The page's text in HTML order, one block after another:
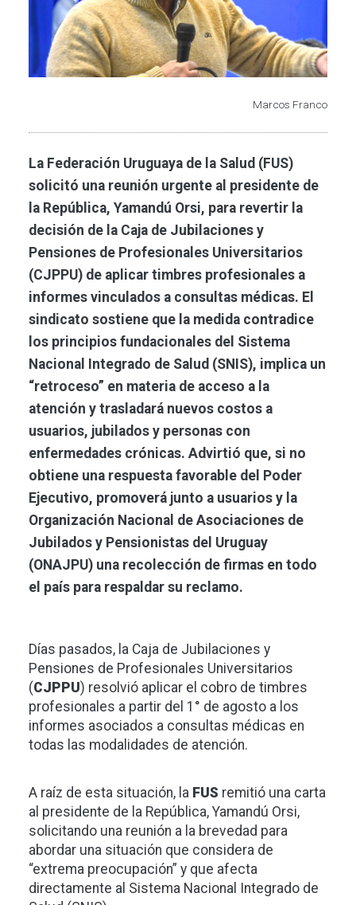
Marcos Franco
La Federación Uruguaya de la Salud (FUS)
solicitó una reunión urgente al presidente de
la República, Yamandú Orsi, para revertir la
decisión de la Caja de Jubilaciones y
Pensiones de Profesionales Universitarios
(CJPPU) de aplicar timbres profesionales a
informes vinculados a consultas médicas. El
sindicato sostiene que la medida contradice
los principios fundacionales del Sistema
Nacional Integrado de Salud (SNIS), implica un
“retroceso” en materia de acceso a la
atención y trasladará nuevos costos a
usuarios, jubilados y personas con
enfermedades crónicas. Advirtió que, si no
obtiene una respuesta favorable del Poder
Ejecutivo, promoverá junto a usuarios y la
Organización Nacional de Asociaciones de
Jubilados y Pensionistas del Uruguay
(ONAJPU) una recolección de firmas en todo
el país para respaldar su reclamo.
Días pasados, la Caja de Jubilaciones y
Pensiones de Profesionales Universitarios
(CJPPU) resolvió aplicar el cobro de timbres
profesionales a partir del 1° de agosto a los
informes asociados a consultas médicas en
todas las modalidades de atención.
A raíz de esta situación, la FUS remitió una carta
al presidente de la República, Yamandú Orsi,
solicitando una reunión a la brevedad para
abordar una situación que considera de
“extrema preocupación” y que afecta
directamente al Sistema Nacional Integrado de